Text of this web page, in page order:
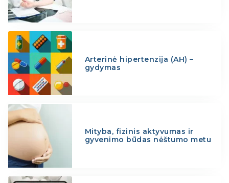
Arterinė hipertenzija (AH) –
gydymas
Mityba, fizinis aktyvumas ir
gyvenimo būdas nėštumo metu